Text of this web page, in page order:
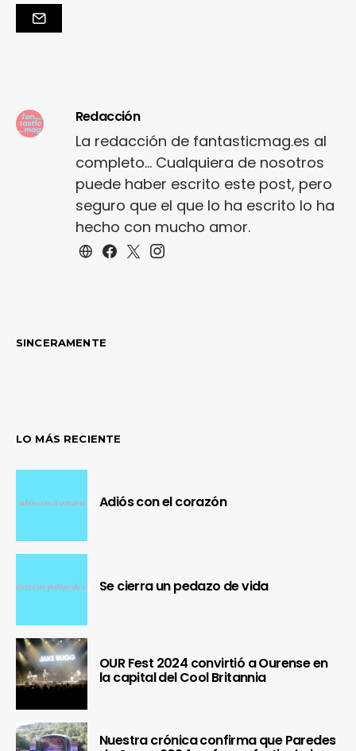
Redacción
La redacción de fantasticmag.es al
completo... Cualquiera de nosotros
puede haber escrito este post, pero
seguro que el que lo ha escrito lo ha
hecho con mucho amor.
SINCERAMENTE
LO MÁS RECIENTE
Adiós con el corazón
Se cierra un pedazo de vida
OUR Fest 2024 convirtió a Ourense en
la capital del Cool Britannia
Nuestra crónica confirma que Paredes